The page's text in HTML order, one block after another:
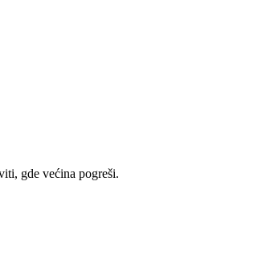
gde većina pogreši.